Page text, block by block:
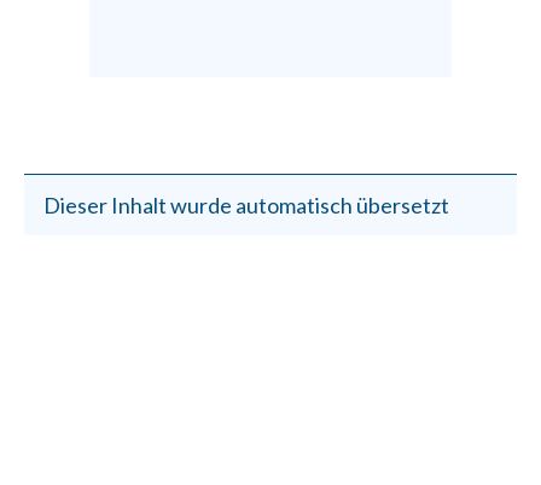
Dieser Inhalt wurde automatisch übersetzt